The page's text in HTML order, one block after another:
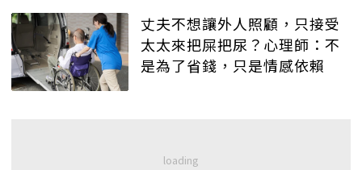
丈夫不想讓外人照顧，只接受
太太來把屎把尿？心理師：不
是為了省錢，只是情感依賴